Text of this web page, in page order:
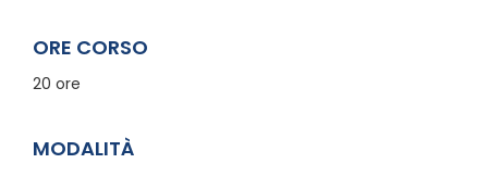
ORE CORSO
20 ore
MODALITÀ